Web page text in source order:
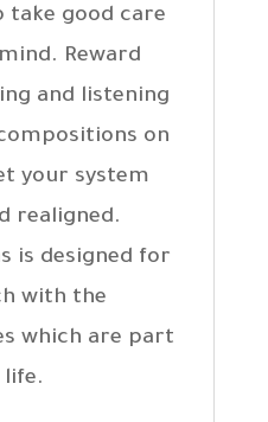
take good care
Reward
and listening
on
your system
realigned.
is designed for
with the
which are part
life.